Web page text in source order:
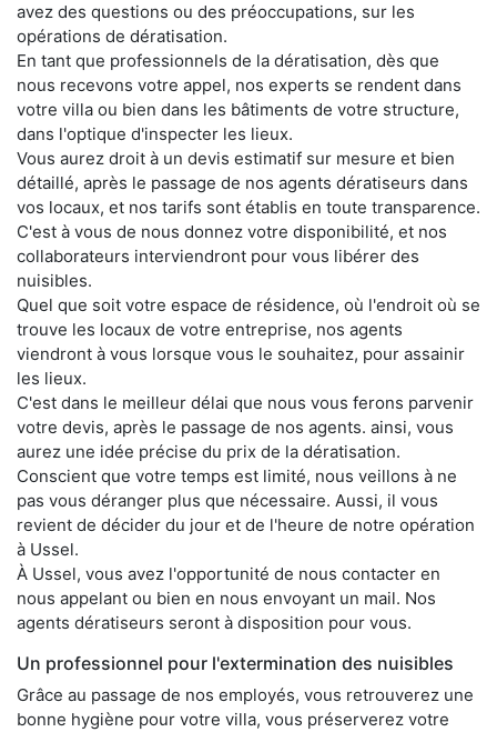
avez des questions ou des préoccupations, sur les
opérations de dératisation.
En tant que professionnels de la dératisation, dès que
nous recevons votre appel, nos experts se rendent dans
votre villa ou bien dans les bâtiments de votre structure,
dans l'optique d'inspecter les lieux.
Vous aurez droit à un devis estimatif sur mesure et bien
détaillé, après le passage de nos agents dératiseurs dans
vos locaux, et nos tarifs sont établis en toute transparence.
C'est à vous de nous donnez votre disponibilité, et nos
collaborateurs interviendront pour vous libérer des
nuisibles.
Quel que soit votre espace de résidence, où l'endroit où se
trouve les locaux de votre entreprise, nos agents
viendront à vous lorsque vous le souhaitez, pour assainir
les lieux.
C'est dans le meilleur délai que nous vous ferons parvenir
votre devis, après le passage de nos agents. ainsi, vous
aurez une idée précise du prix de la dératisation.
Conscient que votre temps est limité, nous veillons à ne
pas vous déranger plus que nécessaire. Aussi, il vous
revient de décider du jour et de l'heure de notre opération
à Ussel.
À Ussel, vous avez l'opportunité de nous contacter en
nous appelant ou bien en nous envoyant un mail. Nos
agents dératiseurs seront à disposition pour vous.
Un professionnel pour l'extermination des nuisibles
Grâce au passage de nos employés, vous retrouverez une
bonne hygiène pour votre villa, vous préserverez votre